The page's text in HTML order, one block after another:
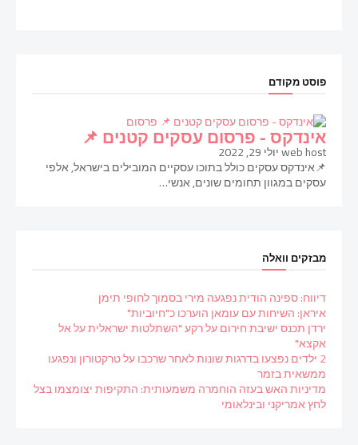
פוסט מקודם
פרסום
אינדקס - פרסום עסקים קטנים 📌
web hostיולי 29, 2022
📌אינדקס עסקים כולל בתוכו עסקיים המובילים בישראל, אלפי
עסקים במגוון תחומים שונים, אנשי…
מבזקים וואלה
דיווח: ספינה הודית נפגעה מירי בסמוך לחופי תימן
איראן: השיחות עם עומאן הוערכו כ"חיוביות"
ירדן תכנס ישיבת חירום על רקע "השתלטות ישראלית על אל
אקצא"
2 ילדים נפצעו בדרגות שונות לאחר שרכבו על טרקטורון ונפגעו
ממשאית בזמר
מדיניות האש בעזה הוחמרה משמעותית: התקיפות יצומצמו בצל
לחץ אמריקני ובינלאומי